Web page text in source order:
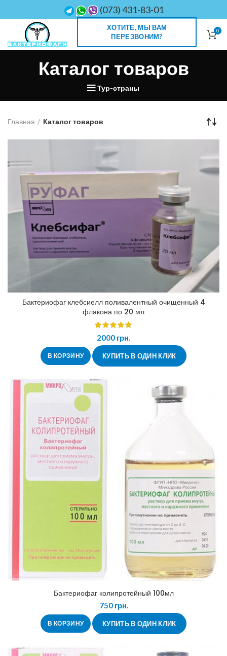
(073) 431-83-01
ХОТИТЕ, МЫ ВАМ
ПЕРЕЗВОНИМ?
0
Каталог товаров
Тур-страны
Главная Каталог товаров
Бактериофаг клебсиелл поливалентный очищенный 4
флакона по 20 мл
2000 грн.
В КОРЗИНУ КУПИТЬ В ОДИН КЛИК
Бактериофаг колипротейный 100мл
750грн.
В КОРЗИНУ КУПИТЬ В ОДИН КЛИК